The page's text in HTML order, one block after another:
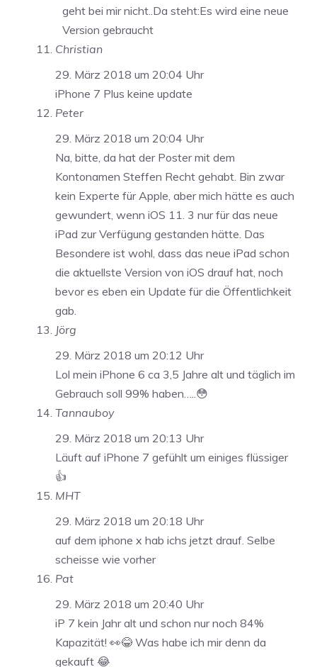
geht bei mir nicht..Da steht:Es wird eine neue
Version gebraucht
Christian
29. März 2018 um 20:04 Uhr
iPhone 7 Plus keine update
Peter
29. März 2018 um 20:04 Uhr
Na, bitte, da hat der Poster mit dem
Kontonamen Steffen Recht gehabt. Bin zwar
kein Experte für Apple, aber mich hätte es auch
gewundert, wenn iOS 11. 3 nur für das neue
iPad zur Verfügung gestanden hätte. Das
Besondere ist wohl, dass das neue iPad schon
die aktuellste Version von iOS drauf hat, noch
bevor es eben ein Update für die Öffentlichkeit
gab.
Jörg
29. März 2018 um 20:12 Uhr
Lol mein iPhone 6 ca 3,5 Jahre alt und täglich im
Gebrauch soll 99% haben…..😳
Tannauboy
29. März 2018 um 20:13 Uhr
Läuft auf iPhone 7 gefühlt um einiges flüssiger
👍
MHT
29. März 2018 um 20:18 Uhr
auf dem iphone x hab ichs jetzt drauf. Selbe
scheisse wie vorher
Pat
29. März 2018 um 20:40 Uhr
iP 7 kein Jahr alt und schon nur noch 84%
Kapazität! 👀😂 Was habe ich mir denn da
gekauft 😂